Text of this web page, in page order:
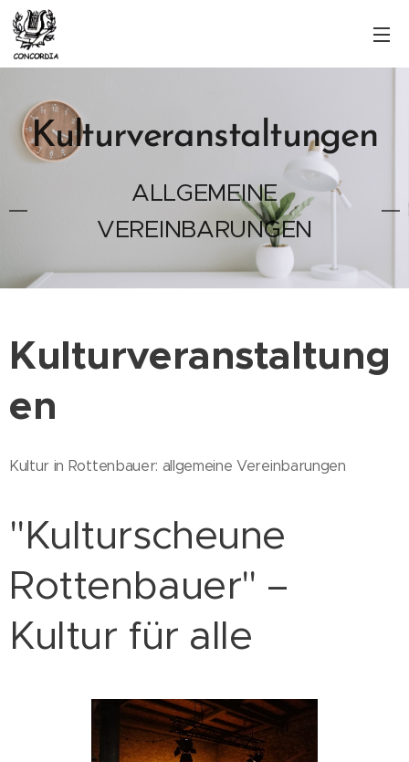
Kulturveranstaltungen
ALLGEMEINE
VEREINBARUNGEN
Kulturveranstaltung
en
Kultur in Rottenbauer: allgemeine Vereinbarungen
"Kulturscheune
Rottenbauer" –
Kultur für alle